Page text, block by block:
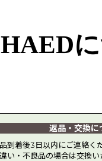
HAED
返品・交換に
到着後3日以内にご連絡く
い・不良品の場合は交換い